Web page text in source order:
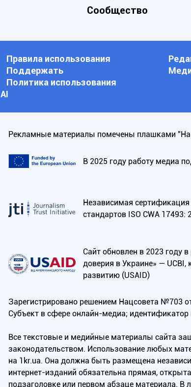
Сообщество
Правила использования
Поддержать
Политика использования
АI
Рекламные материалы помечены плашками
В 2025 году работу медиа
Независимая
стандартов ISO CWA 17493:
Сайт обновлен в 2023 году
доверия в Украине» —
развитию (USAID)
Зарегистрировано решением Нацсовета №703
Субъект в сфере онлайн-медиа;
Все текстовые и медийные материалы сайта
законодательством. Использование любых
на 1kr.ua. Она должна быть размещена
интернет-изданий обязательна прямая,
подзаголовке или первом абзаце материала. В